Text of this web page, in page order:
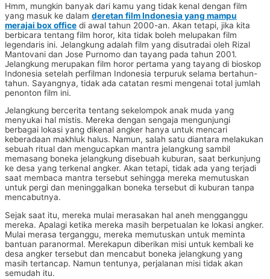
Hmm, mungkin banyak dari kamu yang tidak kenal dengan film
yang masuk ke dalam deretan film Indonesia yang mampu
merajai box office di awal tahun 2000-an. Akan tetapi, jika kita
berbicara tentang film horor, kita tidak boleh melupakan film
legendaris ini. Jelangkung adalah film yang disutradai oleh Rizal
Mantovani dan Jose Purnomo dan tayang pada tahun 2001.
Jelangkung merupakan film horor pertama yang tayang di bioskop
Indonesia setelah perfilman Indonesia terpuruk selama bertahun-
tahun. Sayangnya, tidak ada catatan resmi mengenai total jumlah
penonton film ini.
Jelangkung bercerita tentang sekelompok anak muda yang
menyukai hal mistis. Mereka dengan sengaja mengunjungi
berbagai lokasi yang dikenal angker hanya untuk mencari
keberadaan makhluk halus. Namun, salah satu diantara melakukan
sebuah ritual dan mengucapkan mantra jelangkung sambil
memasang boneka jelangkung disebuah kuburan, saat berkunjung
ke desa yang terkenal angker. Akan tetapi, tidak ada yang terjadi
saat membaca mantra tersebut sehingga mereka memutuskan
untuk pergi dan meninggalkan boneka tersebut di kuburan tanpa
mencabutnya.
Sejak saat itu, mereka mulai merasakan hal aneh mengganggu
mereka. Apalagi ketika mereka masih berpetualan ke lokasi angker.
Mulai merasa terganggu, mereka memutuskan untuk meminta
bantuan paranormal. Merekapun diberikan misi untuk kembali ke
desa angker tersebut dan mencabut boneka jelangkung yang
masih tertancap. Namun tentunya, perjalanan misi tidak akan
semudah itu.